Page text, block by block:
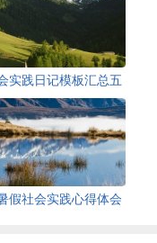
实践日记模板汇总五
篇
假社会实践心得体会